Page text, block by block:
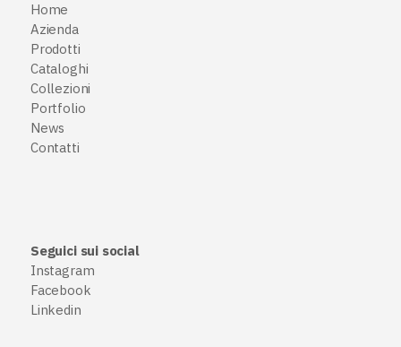
Home
Azienda
Prodotti
Cataloghi
Collezioni
Portfolio
News
Contatti
Seguici sui social
Instagram
Facebook
Linkedin